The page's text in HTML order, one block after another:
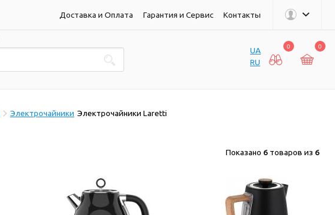
Доставка и Оплата Гарантия и Сервис Контакты
UA
RU
0 0
Электрочайники Электрочайники Laretti
Показано 6 товаров из 6